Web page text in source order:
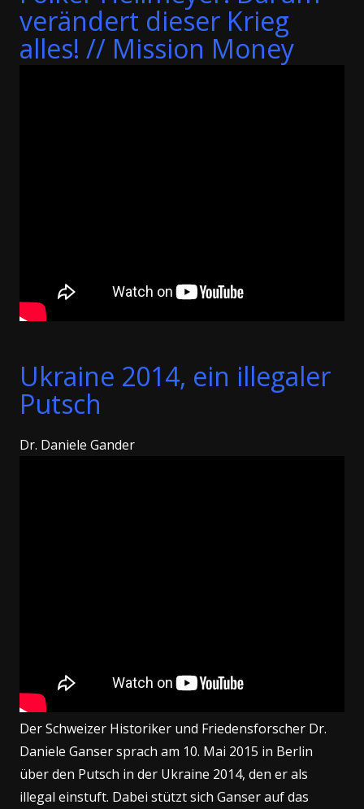
verändert dieser Krieg
alles! // Mission Money
Ukraine 2014, ein illegaler
Putsch
Dr. Daniele Gander
Der Schweizer Historiker und Friedensforscher Dr.
Daniele Ganser sprach am 10. Mai 2015 in Berlin
über den Putsch in der Ukraine 2014, den er als
illegal einstuft. Dabei stützt sich Ganser auf das